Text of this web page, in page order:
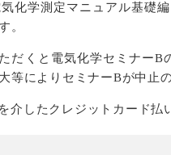
化学測定マニュアル基礎
。
だくと電気化学セミナーB
等によりセミナーBが中止
介したクレジットカード払